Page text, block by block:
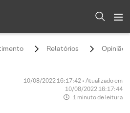
Relatórios Opinião
10/08/2022 16:17:42 • Atualizado em
10/08/2022 16:17:44
1 minuto de leitura